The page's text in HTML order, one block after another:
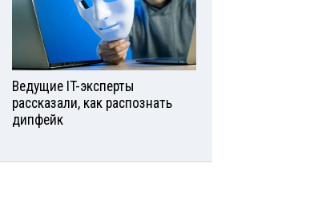
Ведущие IT-эксперты
рассказали, как распознать
дипфейк